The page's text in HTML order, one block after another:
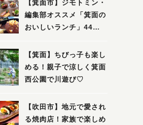
高槻）
【箕面市】ジモトミン・
編集部オススメ「箕面の
おいしいランチ」44
から穴場まで！〜
【箕面】ちびっ子も楽し
める！親子で涼しく箕面
西公園で川遊び♡
【吹田市】地元で愛され
る焼肉店！家族で楽しめ